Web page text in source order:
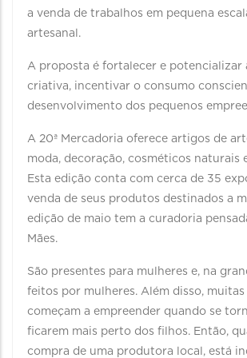
a venda de trabalhos em pequena
artesanal.
A proposta é fortalecer e potencializar
criativa, incentivar o consumo
desenvolvimento dos pequenos
A 20ª Mercadoria oferece artigos de
moda, decoração, cosméticos naturais
Esta edição conta com cerca de 35
venda de seus produtos destinados a
edição de maio tem a curadoria
Mães.
São presentes para mulheres e, na
feitos por mulheres. Além disso, muitas
começam a empreender quando se
ficarem mais perto dos filhos. Então,
compra de uma produtora local, está